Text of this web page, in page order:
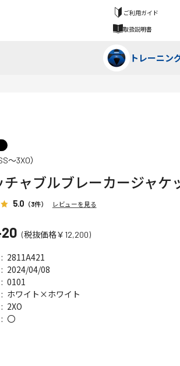
ご利用ガイド
取扱説明書
ベスト
手袋
トレーニン
ミニハードル・ハードル
～3XO）
チャブルブレーカージャケ
5.0 （3件） レビューを見る
(税抜価格￥12,200)
2811A421
2024/04/08
2XO
0101
〇
ホワイト×ホワイト